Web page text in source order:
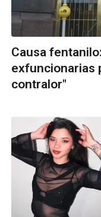
Causa
exfuncionarias
contralor"